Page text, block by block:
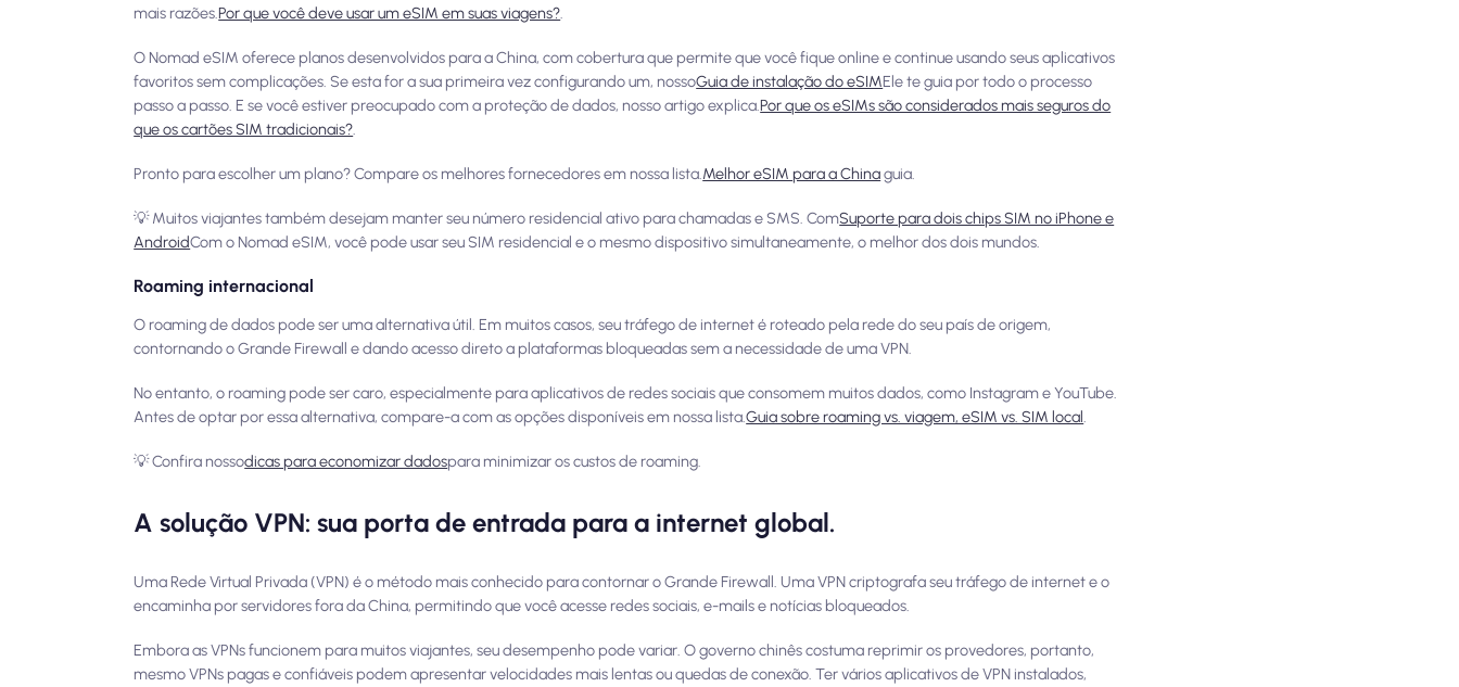
mais razões.Por que você deve usar um eSIM em suas viagens?
O Nomad eSIM oferece planos desenvolvidos para a China, com cobertura que permite que você fique online e continue usando seus aplicativos
favoritos sem complicações. Se esta for a sua primeira vez configurando um, nossoGuia de instalação do eSIMEle te guia por todo o processo
passo a passo. E se você estiver preocupado com a proteção de dados, nosso artigo explica.Por que os eSIMs são considerados mais seguros do
que os cartões SIM tradicionais?.
Pronto para escolher um plano? Compare os melhores fornecedores em nossa lista.Melhor eSIM para a Chinaguia.
💡 Muitos viajantes também desejam manter seu número residencial ativo para chamadas e SMS. ComSuporte para dois chips SIM no iPhone e
AndroidCom o Nomad eSIM, você pode usar seu SIM residencial e o mesmo dispositivo simultaneamente, o melhor dos dois mundos.
Roaming internacional
O roaming de dados pode ser uma alternativa útil. Em muitos casos, seu tráfego de internet é roteado pela rede do seu país de origem,
contornando o Grande Firewall e dando acesso direto a plataformas bloqueadas sem a necessidade de uma VPN.
No entanto, o roaming pode ser caro, especialmente para aplicativos de redes sociais que consomem muitos dados, como Instagram e YouTube.
Antes de optar por essa alternativa, compare-a com as opções disponíveis em nossa lista.Guia sobre roaming vs. viagem, eSIM vs. SIM local.
💡 Confira nossodicas para economizar dadospara minimizar os custos de roaming.
A solução VPN: sua porta de entrada para a internet global.
Uma Rede Virtual Privada (VPN) é o método mais conhecido para contornar o Grande Firewall. Uma VPN criptografa seu tráfego de internet e o
encaminha por servidores fora da China, permitindo que você acesse redes sociais, e-mails e notícias bloqueados.
Embora as VPNs funcionem para muitos viajantes, seu desempenho pode variar. O governo chinês costuma reprimir os provedores, portanto,
mesmo VPNs pagas e confiáveis ​​podem apresentar velocidades mais lentas ou quedas de conexão. Ter vários aplicativos de VPN instalados,